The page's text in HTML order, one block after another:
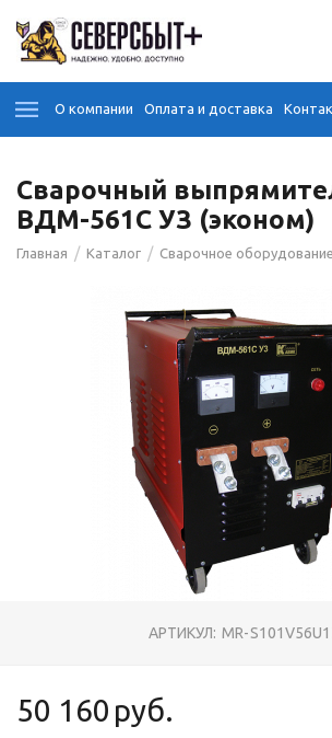
О компании Оплата и доставка
Сварочный
ВДМ-561С УЗ (эконом)
Главная / Каталог / Сварочное оборудование
АРТИКУЛ: MR-
50 160 руб.